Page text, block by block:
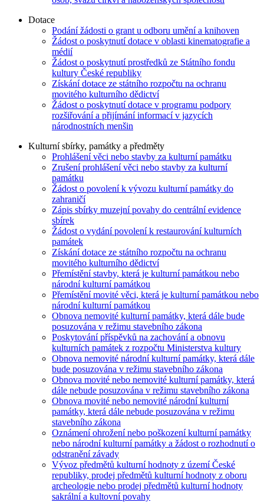
Dotace
Podání žádosti o grant u odboru umění a knihoven
Žádost o poskytnutí dotace v oblasti kinematografie a
médií
Žádost o poskytnutí prostředků ze Státního fondu
kultury České republiky
Získání dotace ze státního rozpočtu na ochranu
movitého kulturního dědictví
Žádost o poskytnutí dotace v programu podpory
rozšiřování a přijímání informací v jazycích
národnostních menšin
Kulturní sbírky, památky a předměty
Prohlášení věci nebo stavby za kulturní památku
Zrušení prohlášení věci nebo stavby za kulturní
památku
Žádost o povolení k vývozu kulturní památky do
zahraničí
Zápis sbírky muzejní povahy do centrální evidence
sbírek
Žádost o vydání povolení k restaurování kulturních
památek
Získání dotace ze státního rozpočtu na ochranu
movitého kulturního dědictví
Přemístění stavby, která je kulturní památkou nebo
národní kulturní památkou
Přemístění movité věci, která je kulturní památkou nebo
národní kulturní památkou
Obnova nemovité kulturní památky, která dále bude
posuzována v režimu stavebního zákona
Poskytování příspěvků na zachování a obnovu
kulturních památek z rozpočtu Ministerstva kultury
Obnova nemovité národní kulturní památky, která dále
bude posuzována v režimu stavebního zákona
Obnova movité nebo nemovité kulturní památky, která
dále nebude posuzována v režimu stavebního zákona
Obnova movité nebo nemovité národní kulturní
památky, která dále nebude posuzována v režimu
stavebního zákona
Oznámení ohrožení nebo poškození kulturní památky
nebo národní kulturní památky a žádost o rozhodnutí o
odstranění závady
Vývoz předmětů kulturní hodnoty z území České
republiky, prodej předmětů kulturní hodnoty z oboru
archeologie nebo prodej předmětů kulturní hodnoty
sakrální a kultovní povahy